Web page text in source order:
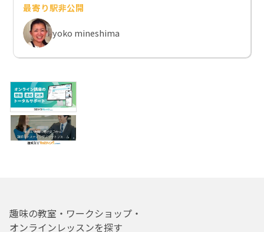
最寄り駅非公開
yoko mineshima
趣味の教室・ワークショップ・
オンラインレッスンを探す